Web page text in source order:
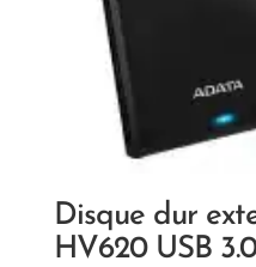
Disque dur
HV620 USB